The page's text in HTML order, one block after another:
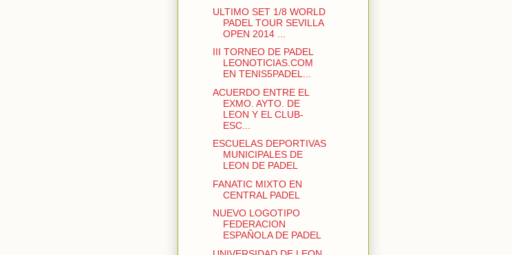
ULTIMO SET 1/8 WORLD
PADEL TOUR SEVILLA
OPEN 2014 ...
III TORNEO DE PADEL
LEONOTICIAS.COM
EN TENIS5PADEL...
ACUERDO ENTRE EL
EXMO. AYTO. DE
LEON Y EL CLUB-
ESC...
ESCUELAS DEPORTIVAS
MUNICIPALES DE
LEON DE PADEL
FANATIC MIXTO EN
CENTRAL PADEL
NUEVO LOGOTIPO
FEDERACION
ESPAÑOLA DE PADEL